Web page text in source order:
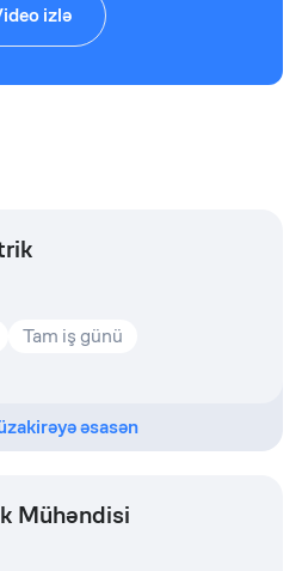
izlə
Tam iş günü
əsasən
Mühəndisi